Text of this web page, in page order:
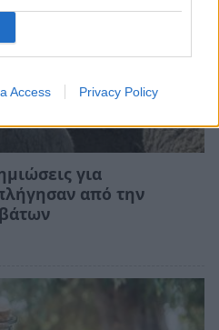
Access Privacy Policy
για
από την